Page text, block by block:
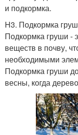
и подкормка.
H3. Подкормка
Подкормка груши -
веществ в почву,
необходимыми
Подкормка груши
весны, когда